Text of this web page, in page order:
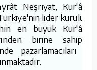
Neşriyat, Kur'ân-ı
lider kuruluşu
en büyük Kur'ân-ı
birine sahiptir.
pazarlamacıları ve